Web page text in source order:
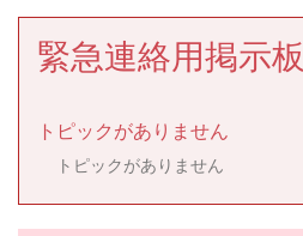
緊急連絡用掲示板
トピックがありません
トピックがありません